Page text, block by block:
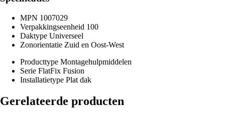
MPN 1007029
Verpakkingseenheid 100
Daktype Universeel
Zonorientatie Zuid en Oost-West
Producttype Montagehulpmiddelen
Serie FlatFix Fusion
Installatietype Plat dak
Gerelateerde producten